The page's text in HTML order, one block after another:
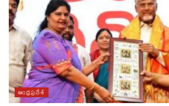
ఆంధ్రప్రదేశ్